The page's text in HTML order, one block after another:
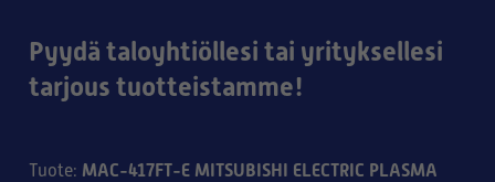
Pyydä taloyhtiöllesi tai yrityksellesi
tarjous tuotteistamme!
Tuote: MAC-417FT-E MITSUBISHI ELECTRIC PLASMA